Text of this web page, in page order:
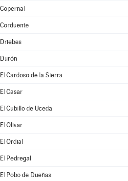
Copernal
Corduente
Driebes
Durón
El Cardoso de la Sierra
El Casar
El Cubillo de Uceda
El Olivar
El Ordial
El Pedregal
El Pobo de Dueñas